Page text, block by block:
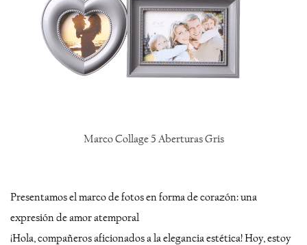
Marco Collage 5 Aberturas Gris
Presentamos el marco de fotos en forma de corazón: una
expresión de amor atemporal
¡Hola, compañeros aficionados a la elegancia estética! Hoy, estoy